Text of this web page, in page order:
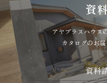
資
アヤプラスハウス
カタログのお